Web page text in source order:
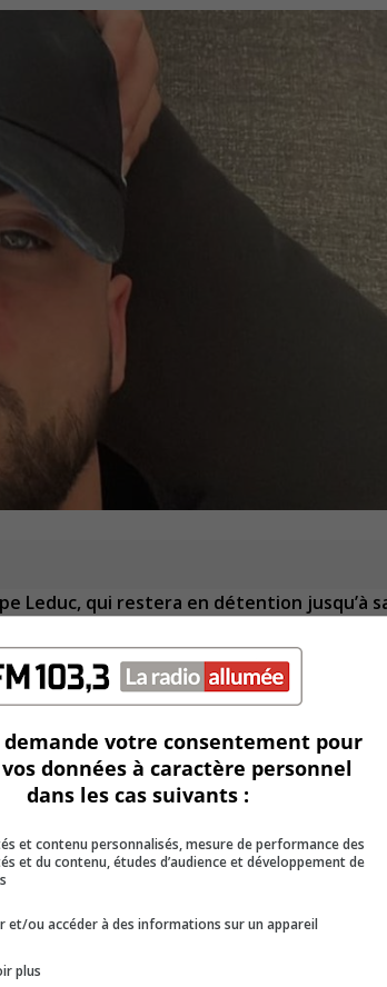
Leduc, qui restera en détention jusqu’à
d’avoir agressé physiquement deux
ce mercredi matin.
liés à la victime présumée, Sabryna
à Sabryna Germain, avant de s’en
demande votre consentement pour
données à caractère personnel
dans les cas suivants :
et contenu personnalisés, mesure de performance des
et du contenu, études d’audience et développement de
et/ou accéder à des informations sur un appareil
plus